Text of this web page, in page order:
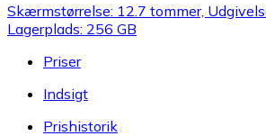
Skærmstørrelse: 12.7 tommer,
Lagerplads: 256 GB
Priser
Indsigt
Prishistorik